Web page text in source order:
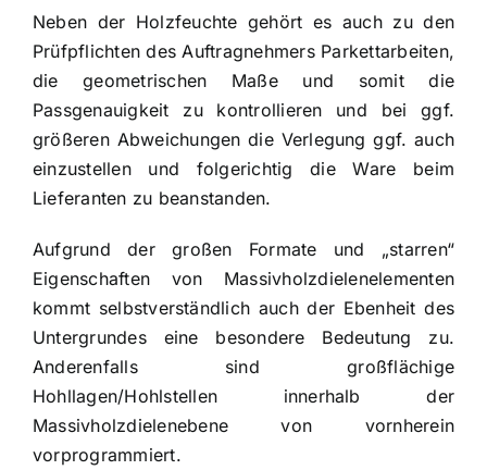
Neben der Holzfeuchte gehört es auch zu den
Prüfpflichten des Auftragnehmers Parkettarbeiten,
die geometrischen Maße und somit die
Passgenauigkeit zu kontrollieren und bei ggf.
größeren Abweichungen die Verlegung ggf. auch
einzustellen und folgerichtig die Ware beim
Lieferanten zu beanstanden.
Aufgrund der großen Formate und „starren“
Eigenschaften von Massivholzdielenelementen
kommt selbstverständlich auch der Ebenheit des
Untergrundes eine besondere Bedeutung zu.
Anderenfalls sind großflächige
Hohllagen/Hohlstellen innerhalb der
Massivholzdielenebene von vornherein
vorprogrammiert.